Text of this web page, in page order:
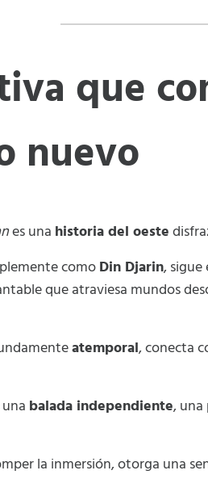
que
nuevo
es una historia del oeste
comoDin Djarin,
que atraviesa mundos
atemporal, conecta
balada independiente,
la inmersión, otorga una